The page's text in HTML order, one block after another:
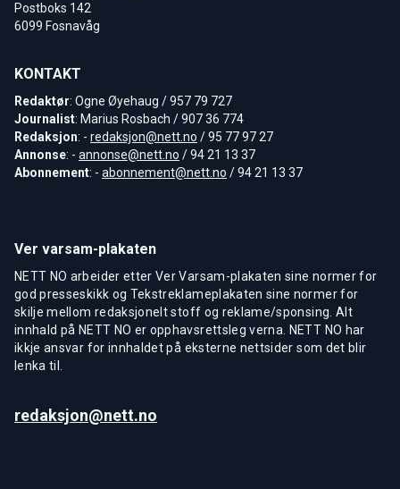
Postboks 142
6099 Fosnavåg
KONTAKT
Redaktør: Ogne Øyehaug / 957 79 727
Journalist: Marius Rosbach / 907 36 774
Redaksjon: - redaksjon@nett.no / 95 77 97 27
Annonse: - annonse@nett.no / 94 21 13 37
Abonnement: - abonnement@nett.no / 94 21 13 37
Ver varsam-plakaten
NETT NO arbeider etter Ver Varsam-plakaten sine normer for
god presseskikk og Tekstreklameplakaten sine normer for
skilje mellom redaksjonelt stoff og reklame/sponsing. Alt
innhald på NETT NO er opphavsrettsleg verna. NETT NO har
ikkje ansvar for innhaldet på eksterne nettsider som det blir
lenka til.
redaksjon@nett.no